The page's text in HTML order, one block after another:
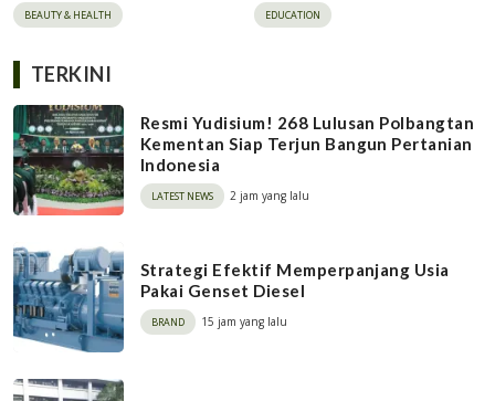
BEAUTY & HEALTH EDUCATION
TERKINI
Resmi Yudisium! 268 Lulusan Polbangtan
Kementan Siap Terjun Bangun Pertanian
Indonesia
LATEST NEWS 2 jam yang lalu
Strategi Efektif Memperpanjang Usia
Pakai Genset Diesel
BRAND 15 jam yang lalu